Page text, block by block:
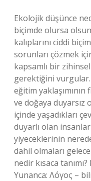
Ekolojik düşünce
biçimde olursa
kalıplarını ciddi
sorunları çözmek
kapsamlı bir
gerektiğini
eğitim
ve doğaya duyarsız
içinde yaşadıkları
duyarlı olan
yiyeceklerinin
dahil olmaları
nedir kısaca
Yunanca: Λόγος –